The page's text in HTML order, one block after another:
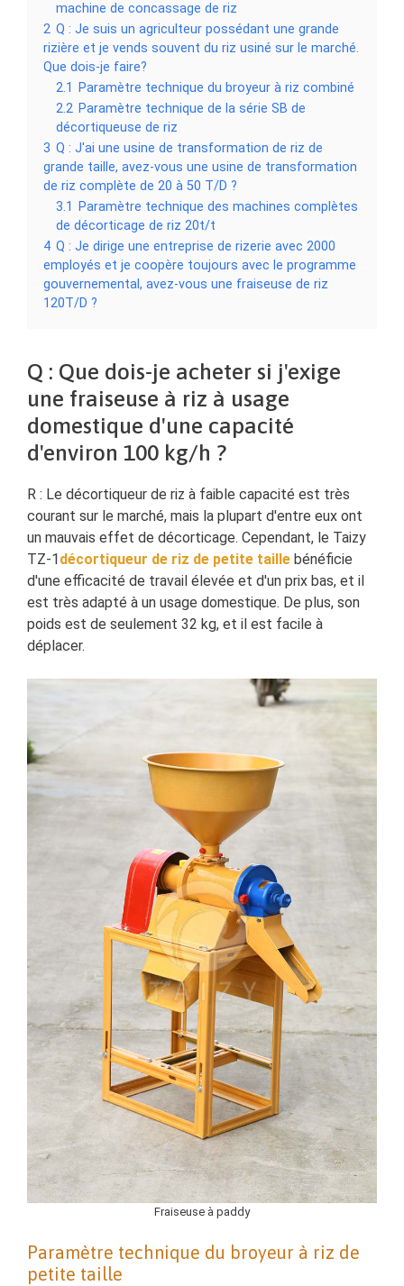
machine de concassage de riz
2 Q : Je suis un agriculteur possédant une grande
rizière et je vends souvent du riz usiné sur le marché.
Que dois-je faire?
2.1
Paramètre technique du broyeur à riz combiné
2.2 Paramètre technique de la série SB de
décortiqueuse de riz
3 Q : J'ai une usine de transformation de riz de
grande taille, avez-vous une usine de transformation
de riz complète de 20 à 50 T/D ?
3.1
Paramètre technique des machines complètes
de décorticage de riz 20t/t
4 Q : Je dirige une entreprise de rizerie avec 2000
employés et je coopère toujours avec le programme
gouvernemental, avez-vous une fraiseuse de riz
120T/D ?
Q : Que dois-je acheter si j'exige
une fraiseuse à riz à usage
domestique d'une capacité
d'environ 100 kg/h ?
R : Le décortiqueur de riz à faible capacité est très
courant sur le marché, mais la plupart d'entre eux ont
un mauvais effet de décorticage. Cependant, le Taizy
TZ-1 décortiqueur de riz de petite taille bénéficie
d'une efficacité de travail élevée et d'un prix bas, et il
est très adapté à un usage domestique. De plus, son
poids est de seulement 32 kg, et il est facile à
déplacer.
Fraiseuse à paddy
Paramètre technique du broyeur à riz de
petite taille